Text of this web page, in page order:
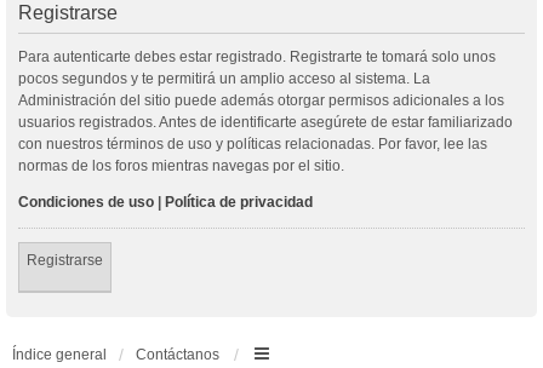
Registrarse
Para autenticarte debes estar registrado. Registrarte te tomará solo unos
pocos segundos y te permitirá un amplio acceso al sistema. La
Administración del sitio puede además otorgar permisos adicionales a los
usuarios registrados. Antes de identificarte asegúrete de estar familiarizado
con nuestros términos de uso y políticas relacionadas. Por favor, lee las
normas de los foros mientras navegas por el sitio.
Condiciones de uso | Política de privacidad
Registrarse
Índice general Contáctanos